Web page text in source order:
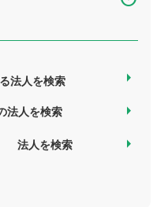
法人を検索 arrow_right
法人を検索 arrow_right
法人を検索 arrow_right